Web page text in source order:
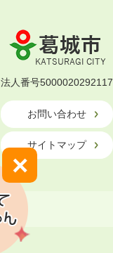
葛
城
市
KATSURAGI
CITY
法人番号5000020292117
お問い合わせ
サイトマップ
×